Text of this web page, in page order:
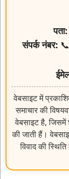
पता:
संपर्क नंबर:
वेबसाइट में
समाचार की
वेबसाइट है, जिसमें
की जाती हैं।
विवाद की